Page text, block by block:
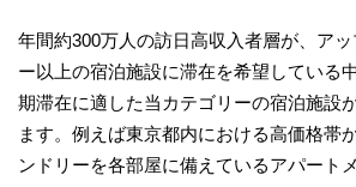
年間約300万人の訪日高収入者層が、ア
ー以上の宿泊施設に滞在を希望している
期滞在に適した当カテゴリーの宿泊施設
ます。例えば東京都内における高価格帯
ンドリーを各部屋に備えているアパート